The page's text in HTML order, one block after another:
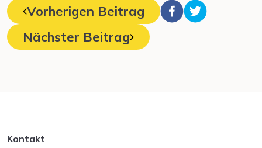
Vorherigen Beitrag
Nächster Beitrag
Kontakt